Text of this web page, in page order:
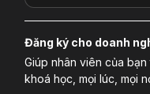
Đăng ký cho doanh
Giúp nhân viên của
khoá học, mọi lúc, mọi